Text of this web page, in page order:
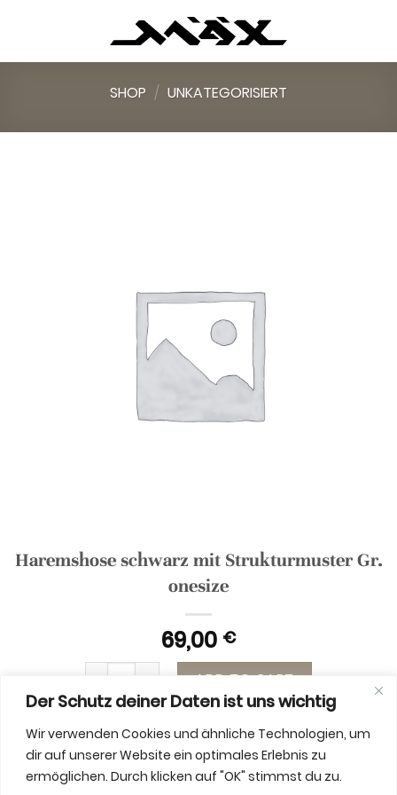
Der Schutz deiner Daten ist uns wichtig
Wir verwenden Cookies und ähnliche Technologien, um
dir auf unserer Website ein optimales Erlebnis zu
ermöglichen. Durch klicken auf "OK" stimmst du zu.
SHOP / UNKATEGORISIERT
Haremshose schwarz mit Strukturmuster Gr.
onesize
69,00 €
Haremshose schwarz mit Strukturmuster Gr.
ADD TO CART